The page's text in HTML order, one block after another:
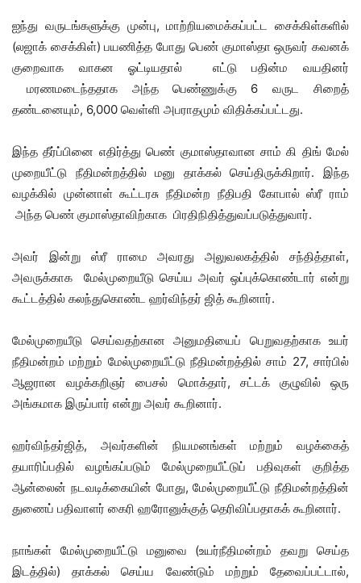
ஐந்து வருடங்களுக்கு முன்பு, மாற்றியமைக்கப்பட்ட சைக்கிள்களில்
(லஜாக் சைக்கிள்) பயணித்த போது பெண் குமாஸ்தா ஒருவர் கவனக்
குறைவாக வாகன ஓட்டியதால் எட்டு பதின்ம வயதினர்
மரணமடைந்ததாக அந்த பெண்ணுக்கு 6 வருட சிறைத்
தண்டனையும், 6,000 வெள்ளி அபராதமும் விதிக்கப்பட்டது.
இந்த தீர்ப்பினை எதிர்த்து பெண் குமாஸ்தாவான சாம் கி திங் மேல்
முறையீட்டு நீதிமன்றத்தில் மனு தாக்கல் செய்திருக்கிறார். இந்த
வழக்கில் முன்னாள் கூட்டரசு நீதிமன்ற நீதிபதி கோபால் ஸ்ரீ ராம்
அந்த பெண் குமாஸ்தாவிற்காக பிரதிநிதித்துவப்படுத்துவார்.
அவர் இன்று ஸ்ரீ ராமை அவரது அலுவலகத்தில் சந்தித்தாள்,
அவருக்காக மேல்முறையீடு செய்ய அவர் ஒப்புக்கொண்டார் என்று
கூட்டத்தில் கலந்துகொண்ட ஹர்விந்தர் ஜித் கூறினார்.
மேல்முறையீடு செய்வதற்கான அனுமதியைப் பெறுவதற்காக உயர்
நீதிமன்றம் மற்றும் மேல்முறையீட்டு நீதிமன்றத்தில் சாம் 27, சார்பில்
ஆஜரான வழக்கறிஞர் பைசல் மொக்தார், சட்டக் குழுவில் ஒரு
அங்கமாக இருப்பார் என்று அவர் கூறினார்.
ஹர்விந்தர்ஜித், அவர்களின் நியமனங்கள் மற்றும் வழக்கைத்
தயாரிப்பதில் வழங்கப்படும் மேல்முறையீட்டுப் பதிவுகள் குறித்த
ஆன்லைன் நடவடிக்கையின் போது, ​​மேல்முறையீட்டு நீதிமன்றத்தின்
துணைப் பதிவாளர் கைரி ஹரோனுக்குத் தெரிவிப்பதாகக் கூறினார்.
நாங்கள் மேல்முறையீட்டு மனுவை (உயர்நீதிமன்றம் தவறு செய்த
இடத்தில்) தாக்கல் செய்ய வேண்டும் மற்றும் தேவைப்பட்டால்,